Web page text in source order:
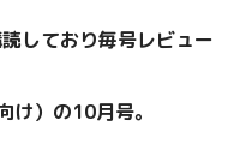
しており毎号レビュー
け）の10月号。